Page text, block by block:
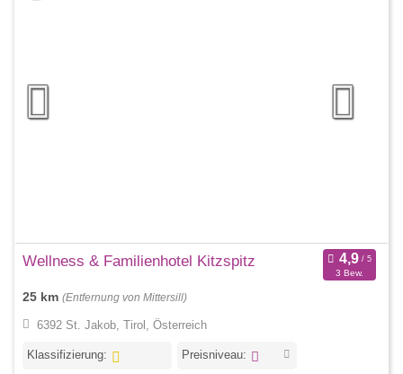
Wellness & Familienhotel Kitzspitz
3 Bew.
25 km (Entfernung von Mittersill)
6392 St. Jakob, Tirol, Österreich
Klassifizierung: Preisniveau: